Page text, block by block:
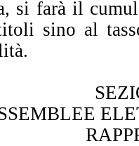
si farà il
sino al